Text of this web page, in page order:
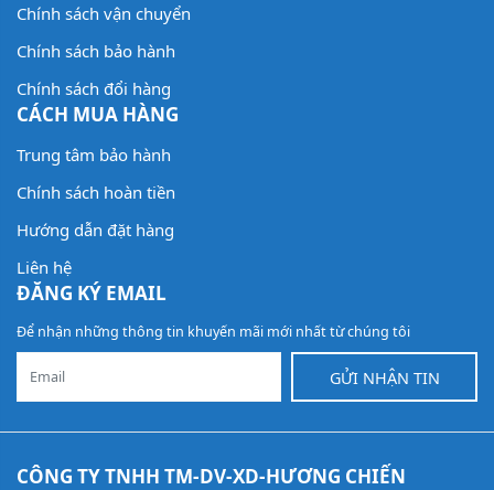
Chính sách vận chuyển
Chính sách bảo hành
Chính sách đổi hàng
CÁCH MUA HÀNG
Trung tâm bảo hành
Chính sách hoàn tiền
Hướng dẫn đặt hàng
Liên hệ
ĐĂNG KÝ EMAIL
Để nhận những thông tin khuyến mãi mới nhất từ chúng tôi
GỬI NHẬN TIN
CÔNG TY TNHH TM-DV-XD-HƯƠNG CHIẾN